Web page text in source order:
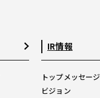
IR情報
トップメッセージ
ビジョン